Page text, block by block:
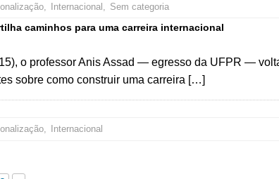
, Internacional Sem categoria
caminhos para uma carreira internacional
o professor Anis Assad — egresso da UFPR —
sobre como construir uma carreira […]
, Internacional